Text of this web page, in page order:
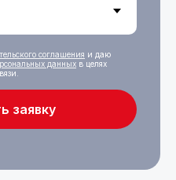
соглашения и даю
данных в целях
заявку